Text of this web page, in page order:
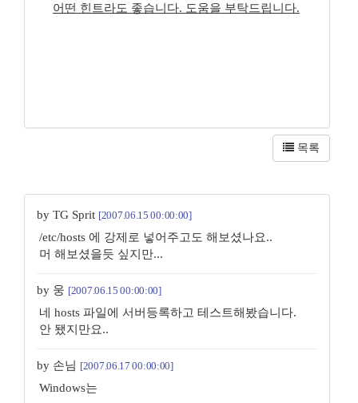
어떤 힌트라도 좋습니다. 도움을 부탁드립니다.
목록
by TG Sprit [2007.06.15 00:00:00]
/etc/hosts 에 강제로 넣어주고도 해보셨나요..
머 해보셨을듯 싶지만...
by 웅 [2007.06.15 00:00:00]
네 hosts 파일에 서버등록하고 테스트해봤습니다.
안 됐지만요..
by 손님 [2007.06.17 00:00:00]
Windows는